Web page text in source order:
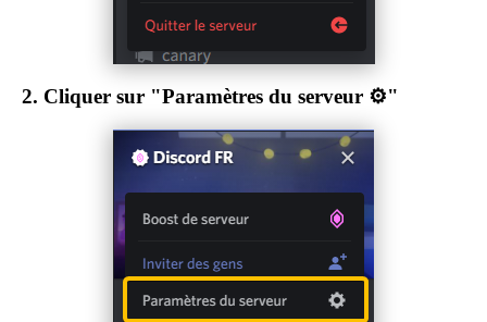
2. Cliquer sur "Paramètres du serveur ⚙"